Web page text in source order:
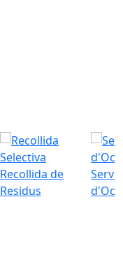
Recollida de
Residus
Servei